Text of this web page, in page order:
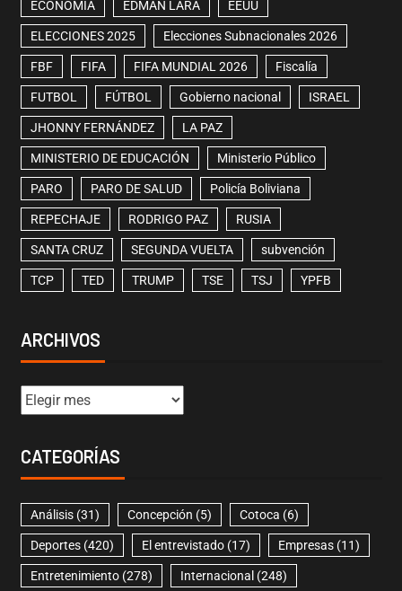
ECONOMÍA EDMAN LARA EEUU
ELECCIONES 2025 Elecciones Subnacionales 2026
FBF FIFA FIFA MUNDIAL 2026 Fiscalía
FUTBOL FÚTBOL Gobierno nacional ISRAEL
JHONNY FERNÁNDEZ LA PAZ
MINISTERIO DE EDUCACIÓN Ministerio Público
PARO PARO DE SALUD Policía Boliviana
REPECHAJE RODRIGO PAZ RUSIA
SANTA CRUZ SEGUNDA VUELTA subvención
TCP TED TRUMP TSE TSJ YPFB
ARCHIVOS
CATEGORÍAS
Análisis(31) Concepción (5) Cotoca (6)
Deportes(420) El entrevistado(17) Empresas(11)
Entretenimiento(278) Internacional (248)